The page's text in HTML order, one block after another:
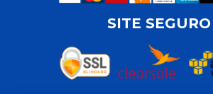
SITE SEGURO